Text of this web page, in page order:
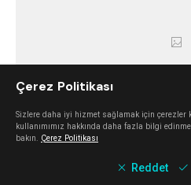
Geleceğin Enerjisi Temalı
“Neden yenilenebilir enerji?” sorusuna
Çerez Politikası
Sizlere daha iyi hizmet sağlamak için çerezler
kullanımımız hakkında daha fazla bilgi
bakın. Çerez Politikası
Reddet